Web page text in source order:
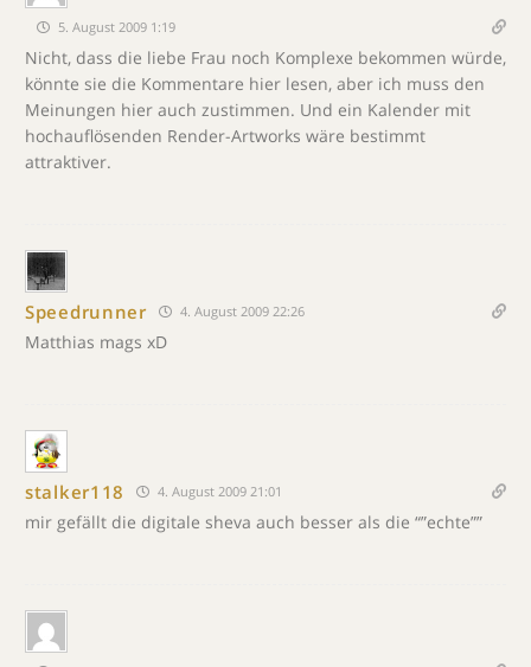
5. August 2009 1:19
Nicht, dass die liebe Frau noch Komplexe bekommen würde,
könnte sie die Kommentare hier lesen, aber ich muss den
Meinungen hier auch zustimmen. Und ein Kalender mit
hochauflösenden Render-Artworks wäre bestimmt
attraktiver.
Speedrunner 4. August 2009 22:26
Matthias mags xD
stalker118 4. August 2009 21:01
mir gefällt die digitale sheva auch besser als die “”echte””